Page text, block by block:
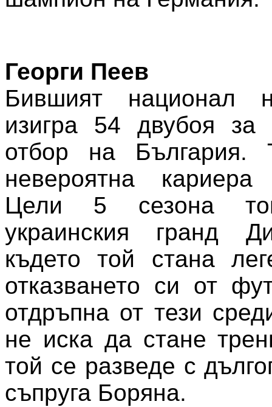
Георги Пеев
Бившият национал
изигра 54 двубоя за
отбор на България.
невероятна
Цели 5 сезона
украинския гранд
където той стана
отказването си от
отдръпна от тези
не иска да стане
той се разведе с
съпруга Боряна.